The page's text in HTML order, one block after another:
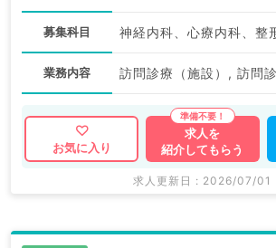
募集科目
業務内容
お気に入り
求人を
紹介してもらう
求人更新日 : 2026/07/01